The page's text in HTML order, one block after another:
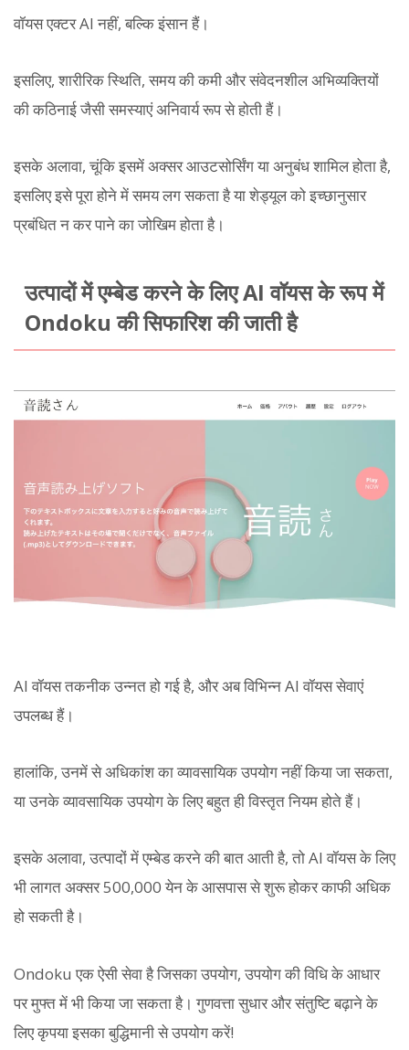
वॉयस एक्टर AI नहीं, बल्कि इंसान हैं।
इसलिए, शारीरिक स्थिति, समय की कमी और संवेदनशील अभिव्यक्तियों
की कठिनाई जैसी समस्याएं अनिवार्य रूप से होती हैं।
इसके अलावा, चूंकि इसमें अक्सर आउटसोर्सिंग या अनुबंध शामिल होता है,
इसलिए इसे पूरा होने में समय लग सकता है या शेड्यूल को इच्छानुसार
प्रबंधित न कर पाने का जोखिम होता है।
उत्पादों में एम्बेड करने के लिए AI वॉयस के रूप में
Ondoku की सिफारिश की जाती है
AI वॉयस तकनीक उन्नत हो गई है, और अब विभिन्न AI वॉयस सेवाएं
उपलब्ध हैं।
हालांकि, उनमें से अधिकांश का व्यावसायिक उपयोग नहीं किया जा सकता,
या उनके व्यावसायिक उपयोग के लिए बहुत ही विस्तृत नियम होते हैं।
इसके अलावा, उत्पादों में एम्बेड करने की बात आती है, तो AI वॉयस के लिए
भी लागत अक्सर 500,000 येन के आसपास से शुरू होकर काफी अधिक
हो सकती है।
Ondoku एक ऐसी सेवा है जिसका उपयोग, उपयोग की विधि के आधार
पर मुफ्त में भी किया जा सकता है। गुणवत्ता सुधार और संतुष्टि बढ़ाने के
लिए कृपया इसका बुद्धिमानी से उपयोग करें!